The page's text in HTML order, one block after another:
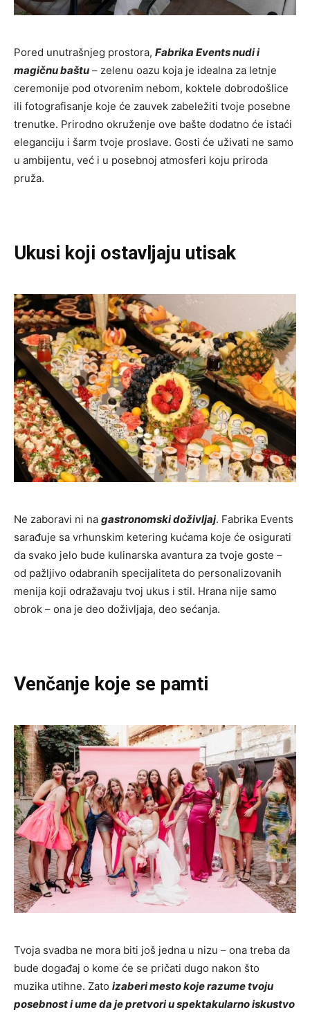
Pored unutrašnjeg prostora, Fabrika Events nudi i
magičnu baštu – zelenu oazu koja je idealna za letnje
ceremonije pod otvorenim nebom, koktele dobrodošlice
ili fotografisanje koje će zauvek zabeležiti tvoje posebne
trenutke. Prirodno okruženje ove bašte dodatno će istaći
eleganciju i šarm tvoje proslave. Gosti će uživati ne samo
u ambijentu, već i u posebnoj atmosferi koju priroda
pruža.
Ukusi koji ostavljaju utisak
Ne zaboravi ni na gastronomski doživljaj. Fabrika Events
sarađuje sa vrhunskim ketering kućama koje će osigurati
da svako jelo bude kulinarska avantura za tvoje goste –
od pažljivo odabranih specijaliteta do personalizovanih
menija koji odražavaju tvoj ukus i stil. Hrana nije samo
obrok – ona je deo doživljaja, deo sećanja.
Venčanje koje se pamti
Tvoja svadba ne mora biti još jedna u nizu – ona treba da
bude događaj o kome će se pričati dugo nakon što
muzika utihne. Zato izaberi mesto koje razume tvoju
posebnost i ume da je pretvori u spektakularno iskustvo